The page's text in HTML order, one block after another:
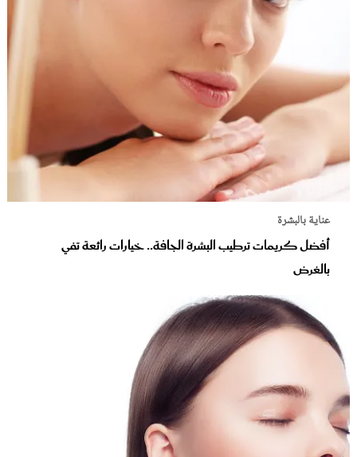
عناية بالبشرة
أفضل كريمات ترطيب البشرة الجافة.. خيارات رائعة تفي
بالغرض